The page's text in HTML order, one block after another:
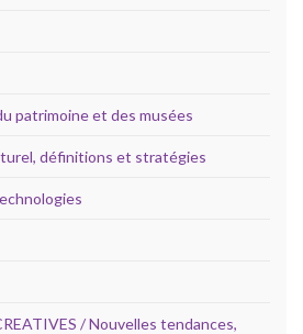
patrimoine et des musées
définitions et stratégies
/ Nouvelles tendances,